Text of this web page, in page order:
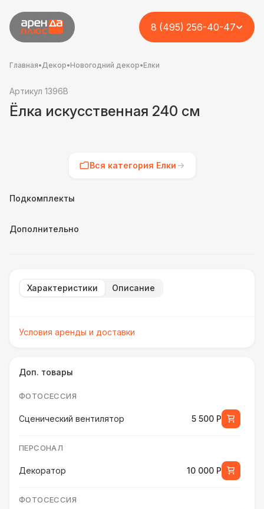
8 (495) 256-40-47
Главная•Декор•Новогодний декор•Елки
Артикул 1396B
Ёлка искусственная 240 см
Вся категория Елки
Подкомплекты
Дополнительно
Характеристики Описание
Условия аренды и доставки
Доп. товары
ФОТОСЕССИЯ
Сценический вентилятор 5 500 Р
ПЕРСОНАЛ
Декоратор 10 000 Р
ФОТОСЕССИЯ